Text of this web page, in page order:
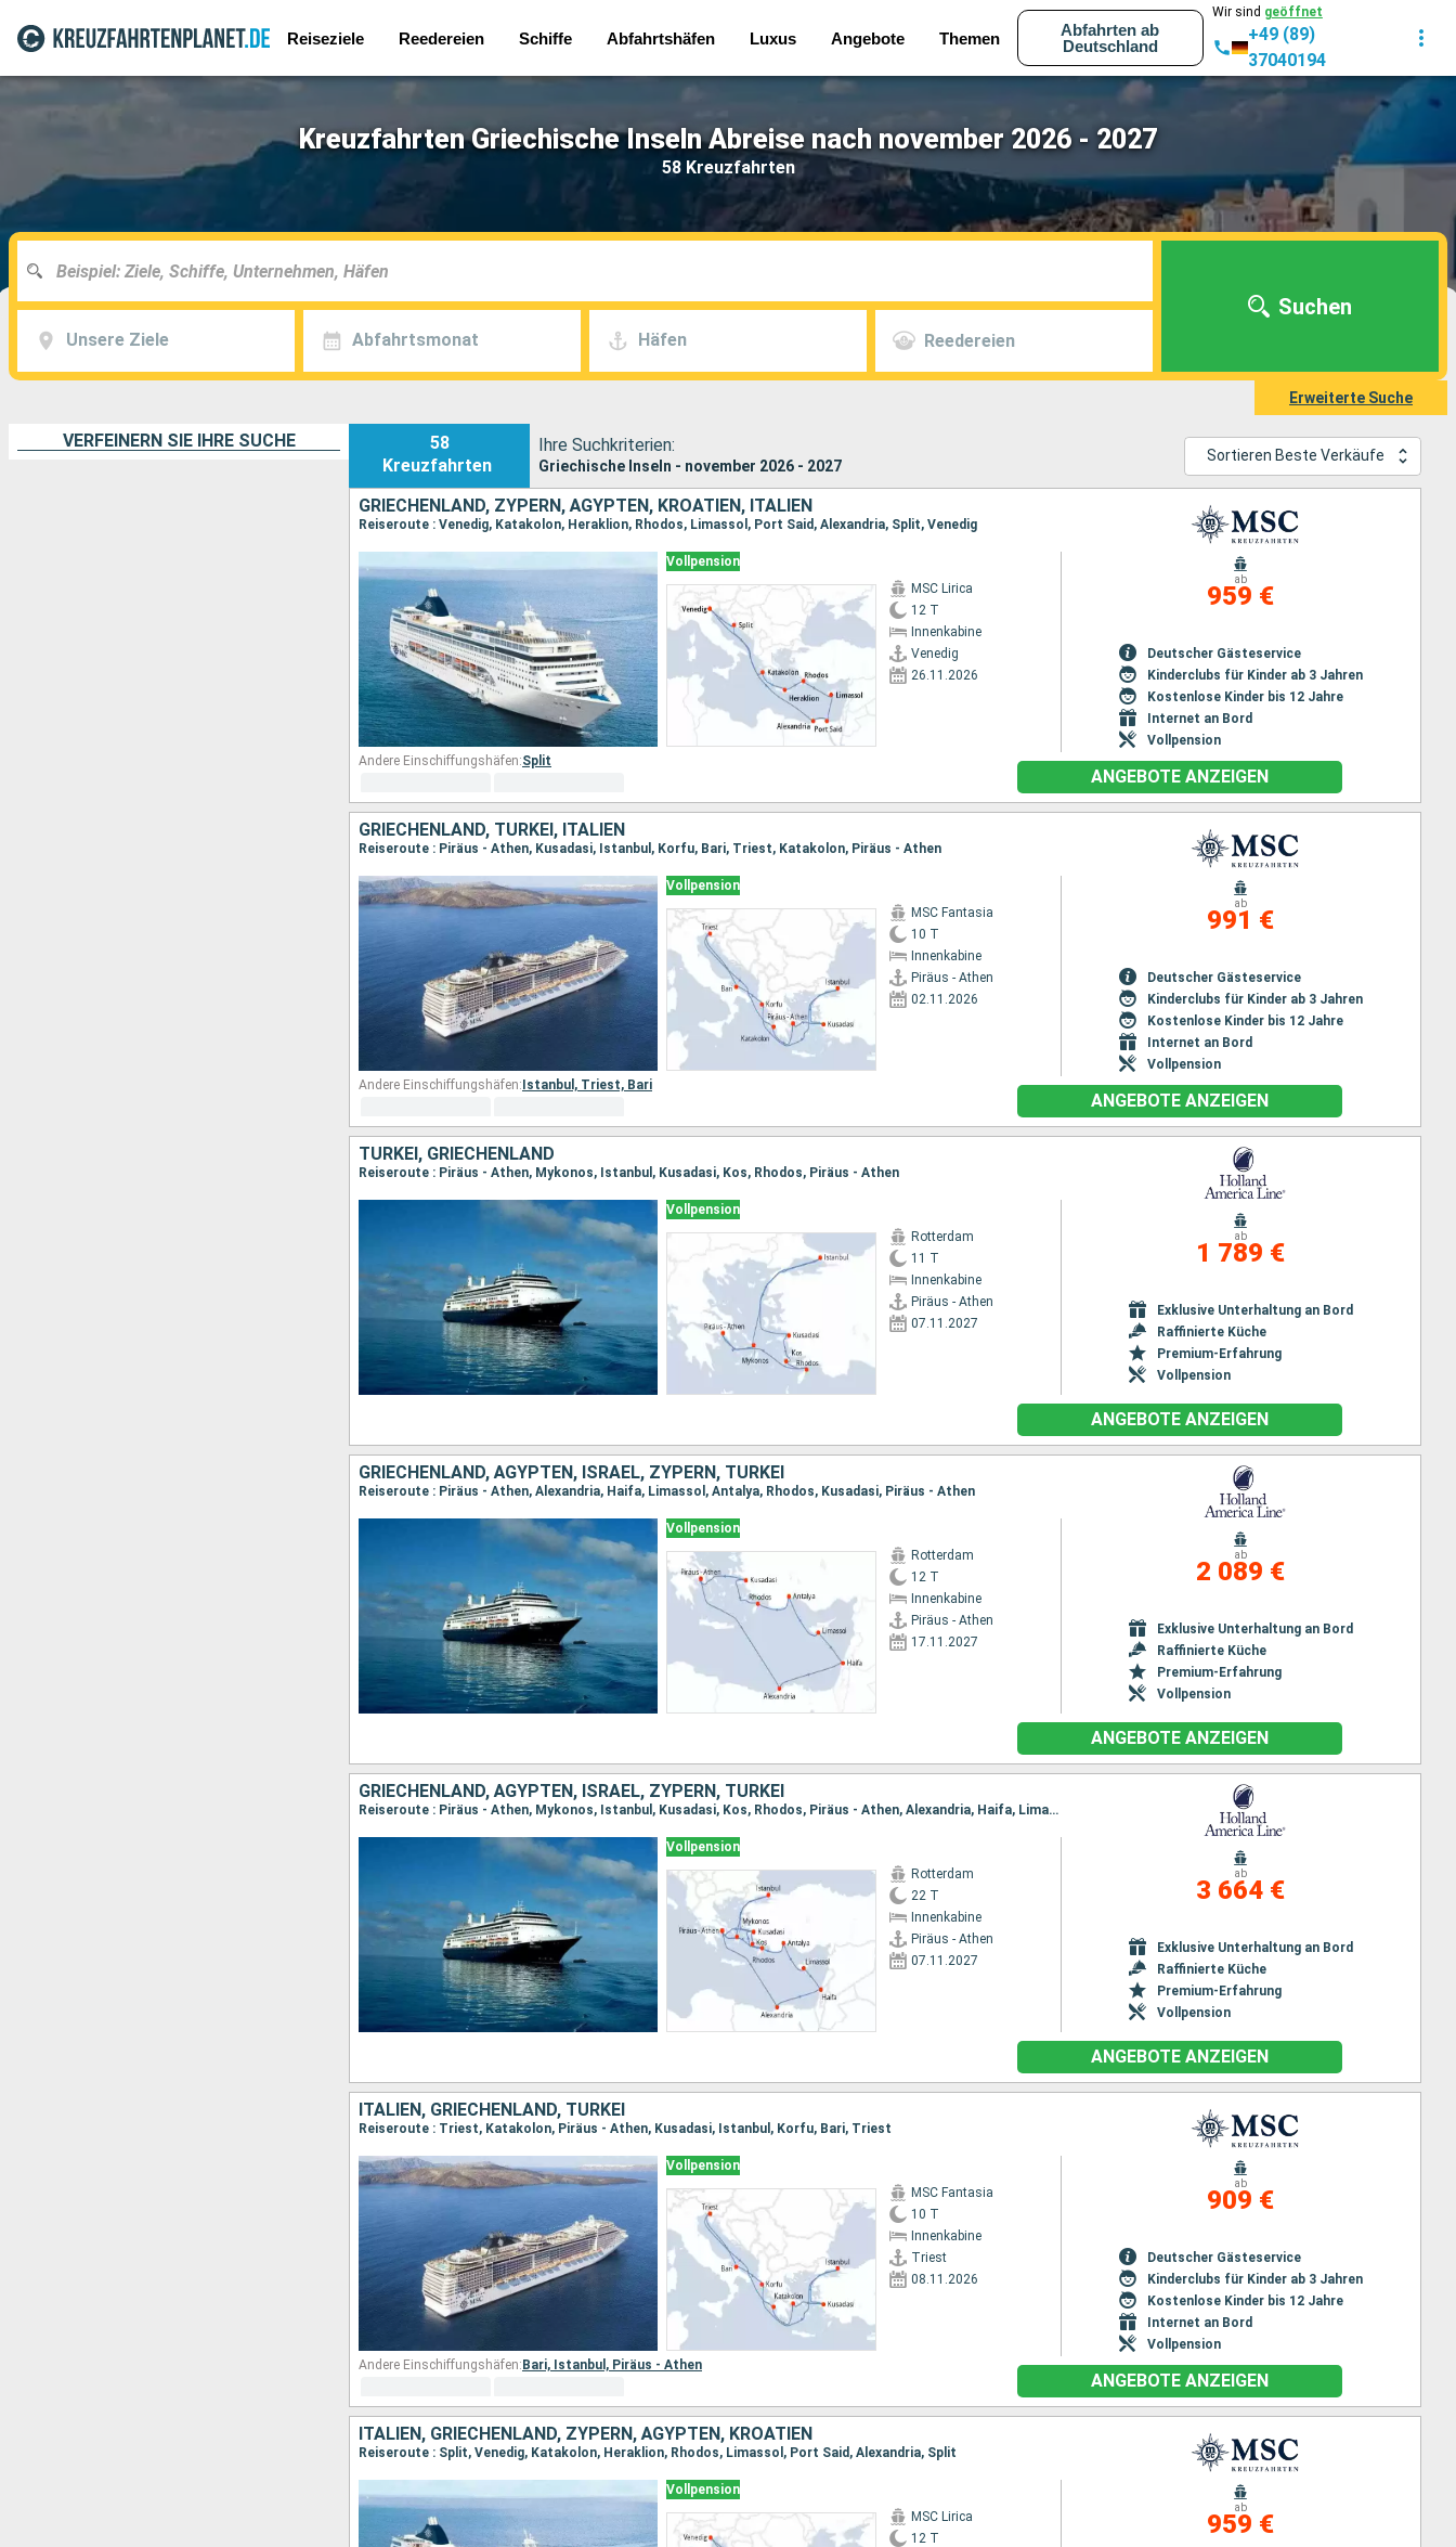
Reiseziele Reedereien Schiffe Abfahrtshäfen Luxus Angebote Themen
Abfahrten ab
Deutschland
Wir sind geöffnet
+49 (89)
37040194
Kreuzfahrten Griechische Inseln Abreise nach november 2026 - 2027
58 Kreuzfahrten
Unsere Ziele Abfahrtsmonat Häfen Reedereien
Suchen
Erweiterte Suche
VERFEINERN SIE IHRE SUCHE
58
Kreuzfahrten
Ihre Suchkriterien:
Griechische Inseln - november 2026 - 2027
Sortieren Beste Verkäufe
GRIECHENLAND, ZYPERN, ÄGYPTEN, KROATIEN, ITALIEN
Reiseroute : Venedig, Katakolon, Heraklion, Rhodos, Limassol, Port Said, Alexandria, Split, Venedig
Vollpension
MSC Lirica
12 T
Innenkabine
Venedig
26.11.2026
ab
959 €
Deutscher Gästeservice
Kinderclubs für Kinder ab 3 Jahren
Kostenlose Kinder bis 12 Jahre
Internet an Bord
Vollpension
Andere Einschiffungshäfen:Split
ANGEBOTE ANZEIGEN
GRIECHENLAND, TÜRKEI, ITALIEN
Reiseroute : Piräus - Athen, Kusadasi, Istanbul, Korfu, Bari, Triest, Katakolon, Piräus - Athen
Vollpension
MSC Fantasia
10 T
Innenkabine
Piräus - Athen
02.11.2026
ab
991 €
Deutscher Gästeservice
Kinderclubs für Kinder ab 3 Jahren
Kostenlose Kinder bis 12 Jahre
Internet an Bord
Vollpension
Andere Einschiffungshäfen: Istanbul, Triest, Bari
ANGEBOTE ANZEIGEN
TÜRKEI, GRIECHENLAND
Reiseroute : Piräus - Athen, Mykonos, Istanbul, Kusadasi, Kos, Rhodos, Piräus - Athen
Vollpension
Rotterdam
11 T
Innenkabine
Piräus - Athen
07.11.2027
ab
1 789 €
Exklusive Unterhaltung an Bord
Raffinierte Küche
Premium-Erfahrung
Vollpension
ANGEBOTE ANZEIGEN
GRIECHENLAND, ÄGYPTEN, ISRAEL, ZYPERN, TÜRKEI
Reiseroute : Piräus - Athen, Alexandria, Haifa, Limassol, Antalya, Rhodos, Kusadasi, Piräus - Athen
Vollpension
Rotterdam
12 T
Innenkabine
Piräus - Athen
17.11.2027
ab
2 089 €
Exklusive Unterhaltung an Bord
Raffinierte Küche
Premium-Erfahrung
Vollpension
ANGEBOTE ANZEIGEN
GRIECHENLAND, ÄGYPTEN, ISRAEL, ZYPERN, TÜRKEI
Reiseroute : Piräus - Athen, Mykonos, Istanbul, Kusadasi, Kos, Rhodos, Piräus - Athen, Alexandria, Haifa, Limassol, Antalya, Rhodos, Kusadasi, Piräus - Athen
Vollpension
Rotterdam
22 T
Innenkabine
Piräus - Athen
07.11.2027
ab
3 664 €
Exklusive Unterhaltung an Bord
Raffinierte Küche
Premium-Erfahrung
Vollpension
ANGEBOTE ANZEIGEN
ITALIEN, GRIECHENLAND, TÜRKEI
Reiseroute : Triest, Katakolon, Piräus - Athen, Kusadasi, Istanbul, Korfu, Bari, Triest
Vollpension
MSC Fantasia
10 T
Innenkabine
Triest
08.11.2026
ab
909 €
Deutscher Gästeservice
Kinderclubs für Kinder ab 3 Jahren
Kostenlose Kinder bis 12 Jahre
Internet an Bord
Vollpension
Andere Einschiffungshäfen: Bari, Istanbul, Piräus - Athen
ANGEBOTE ANZEIGEN
ITALIEN, GRIECHENLAND, ZYPERN, ÄGYPTEN, KROATIEN
Reiseroute : Split, Venedig, Katakolon, Heraklion, Rhodos, Limassol, Port Said, Alexandria, Split
Vollpension
MSC Lirica
12 T
ab
959 €